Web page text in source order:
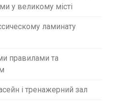
у великому місті
ламинату
правилами та
і тренажерний зал